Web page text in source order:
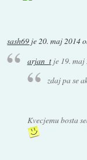
sash69 je20. maj 2014
arjan_tje 19.
zdaj pa se
Kvecjemu bosta